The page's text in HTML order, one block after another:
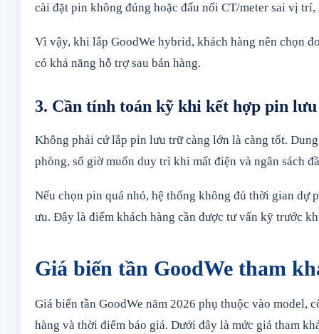
cài đặt pin không đúng hoặc đấu nối CT/meter sai vị
Vì vậy, khi lắp GoodWe hybrid, khách hàng nên chọn
có khả năng hỗ trợ sau bán hàng.
3. Cần tính toán kỹ khi kết hợp pin
Không phải cứ lắp pin lưu trữ càng lớn là càng tốt.
phòng, số giờ muốn duy trì khi mất điện và ngân sách
Nếu chọn pin quá nhỏ, hệ thống không đủ thời gian dự
ưu. Đây là điểm khách hàng cần được tư vấn kỹ trước
Giá biến tần GoodWe tham
Giá biến tần GoodWe năm 2026 phụ thuộc vào model,
hàng và thời điểm báo giá. Dưới đây là mức giá tham